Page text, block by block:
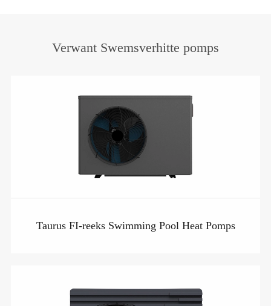
Verwant Swemsverhitte pomps
Taurus FI-reeks Swimming Pool Heat Pomps